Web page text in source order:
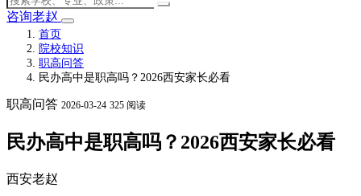
咨询老赵
首页
院校知识
职高问答
民办高中是职高吗？2026西安家长必看
职高问答 2026-03-24 325 阅读
民办高中是职高吗？2026西安家长必看
西安老赵